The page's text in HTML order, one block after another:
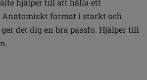
hjälper till att hålla ett
format i starkt och
det dig en bra passfo. Hjälper till